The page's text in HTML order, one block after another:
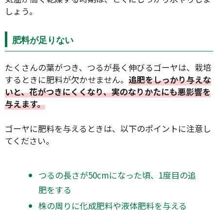
しょう。
肥料が足りない
たくさんの葉がつき、つるが長く伸びるゴーヤは、栽培
するときに肥料が欠かせません。 追肥をしっかり与えな
いと、花がつきにくくなり、実のなりかたにも悪影響を
与えます。
ゴーヤに肥料を与えるときは、以下のポイントに注意し
てください。
つるの長さが50cmになった頃、1度目の追
肥をする
株の周りに化成肥料や液体肥料を与える